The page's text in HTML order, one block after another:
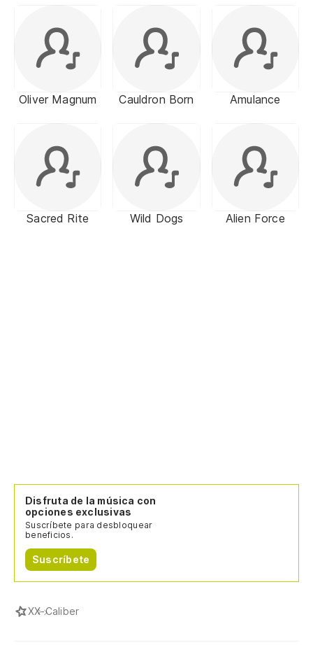
Oliver Magnum Cauldron Born Amulance
Sacred Rite Wild Dogs Alien Force
Disfruta de la música con
opciones exclusivas
Suscríbete para desbloquear
beneficios.
Suscríbete
XX-Caliber